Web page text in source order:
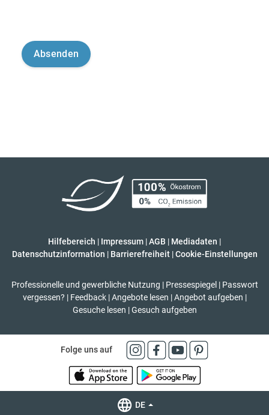
Hilfebereich | Impressum |AGB | Mediadaten |
Datenschutzinformation | Barrierefreiheit | Cookie-Einstellungen
Professionelle und gewerbliche Nutzung | Pressespiegel | Passwort
vergessen? | Feedback | Angebote lesen | Angebot aufgeben |
Gesuche lesen | Gesuch aufgeben
Folge uns auf
DE